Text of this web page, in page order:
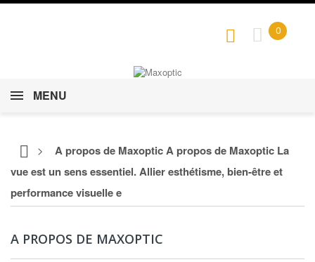
0
MENU
>
A propos de Maxoptic A propos de Maxoptic La
vue est un sens essentiel. Allier esthétisme, bien-être et
performance visuelle e
A PROPOS DE MAXOPTIC